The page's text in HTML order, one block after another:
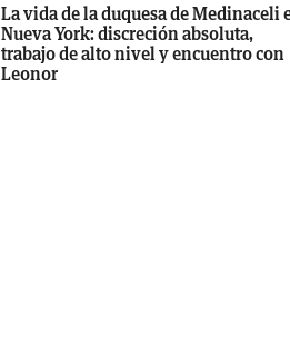
La vida de la duquesa de Medinaceli
Nueva York: discreción absoluta,
trabajo de alto nivel y encuentro con
Leonor